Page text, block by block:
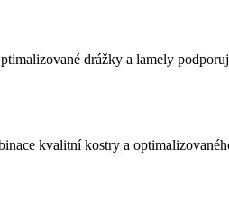
drážky a lamely
kvalitní kostry a